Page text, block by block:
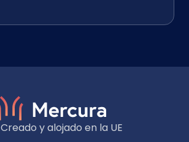
Creado y alojado en la UE